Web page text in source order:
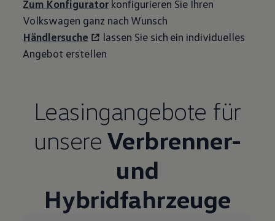
Zum Konfiguratorkonfigurieren Sie Ihren
Volkswagen ganz nach Wunsch
Händlersuche
lassen Sie sich ein individuelles
Angebot erstellen
Leasingangebote für
unsere Verbrenner-
und
Hybridfahrzeuge